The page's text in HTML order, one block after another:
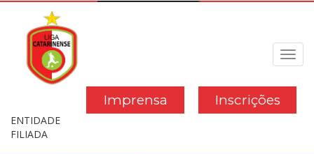
Inscrições
Imprensa
ENTIDADE
FILIADA